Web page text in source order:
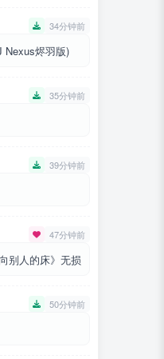
34分钟前
Nexus烬羽版)
35分钟前
39分钟前
47分钟前
别人的床》无损
50分钟前